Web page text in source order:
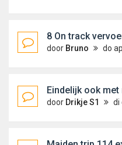
8 On track
door Bruno do apr 16,
Eindelijk ook met
door Drikje S1 di dec 09,